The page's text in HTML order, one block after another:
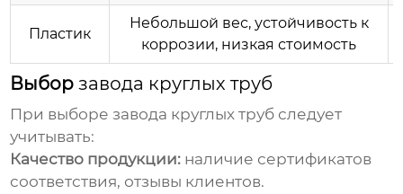
Пластик
Небольшой вес, устойчивость к
коррозии, низкая стоимость
Выборзавода круглых труб
При выборезавода круглых труб следует
учитывать:
Качество продукции: наличие сертификатов
соответствия, отзывы клиентов.